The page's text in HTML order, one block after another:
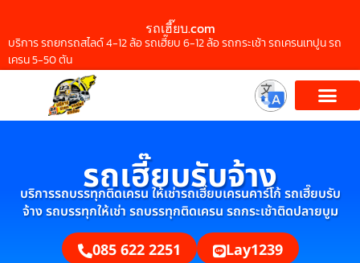
รถเฮี๊ยบ.com
บริการ รถยกรถสไลด์ 4-12 ล้อ รถเฮี๊ยบ 6-12 ล้อ รถกระเช้า รถเครนเทปูน รถ
เครน 5-50 ตัน
รถเฮี๊ยบรับจ้าง
บริการรถบรรทุกติดเครน ให้เช่ารถเฮี๊ยบเครนคาร์โก้ รถเฮี๊ยบรับ
จ้าง รถบรรทุกให้เช่า รถบรรทุกติดเครน รถกระเช้าติดปลายบูม
085 622 2251 Lay1239